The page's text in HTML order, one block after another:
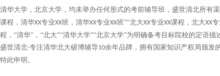
清华大学，北京大学，均未举办任何形式的考前辅导班，盛世清北所有
课程，清华XX专业XX班，清华XX专业XX班”“北大XX专业XX课程，北大XX
程，“清华”，“北大”“清华大学”“北京大学”为明确备考目标院校的定语
盛世清北-专注清华北大硕博辅导10余年品牌，拥有国家知识产权局颁发
特此申明。